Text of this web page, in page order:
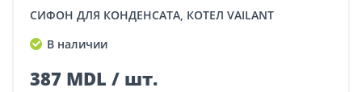
СИФОН ДЛЯ КОНДЕНСАТА, КОТЕЛ VAILANT
В наличии
387 MDL / шт.